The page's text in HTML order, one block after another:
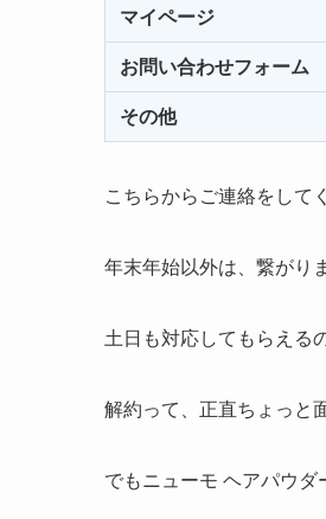
マイページ
お問い合わせフォーム
その他
こちらからご連絡をして
年末年始以外は、繋がり
土日も対応してもらえる
解約って、正直ちょっと
でもニューモ ヘアパウダ